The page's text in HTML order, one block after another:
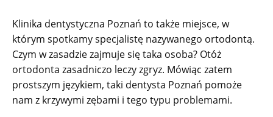
Klinika dentystyczna Poznań to także miejsce, w
którym spotkamy specjalistę nazywanego ortodontą.
Czym w zasadzie zajmuje się taka osoba? Otóż
ortodonta zasadniczo leczy zgryz. Mówiąc zatem
prostszym językiem, taki dentysta Poznań pomoże
nam z krzywymi zębami i tego typu problemami.